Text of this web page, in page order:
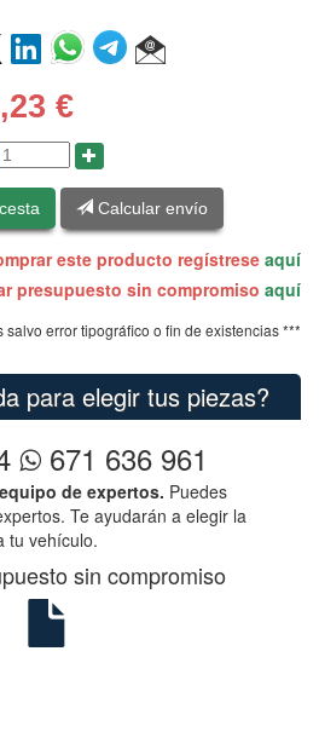
€
Calcular envío
este producto regístrese aquí
presupuesto sin compromiso aquí
salvo error tipográfico o fin de existencias ***
para elegir tus piezas?
671 636 961
de expertos. Puedes
Te ayudarán a elegir la
tu vehículo.
sin compromiso